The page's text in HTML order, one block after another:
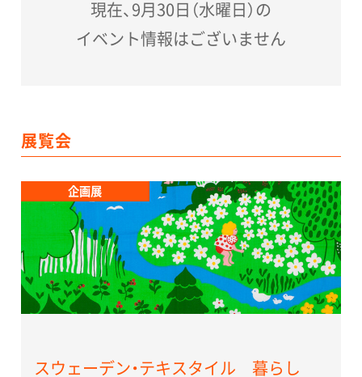
現在、9月30日（水曜日）の
イベント情報はございません
展覧会
企画展
スウェーデン・テキスタイル 暮らし